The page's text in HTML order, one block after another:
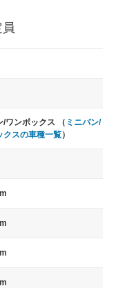
/ワンボックス （ ミニバン/
クスの車種一覧）